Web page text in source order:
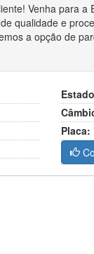
Venha para a
qualidade e
a opção de
Placa: